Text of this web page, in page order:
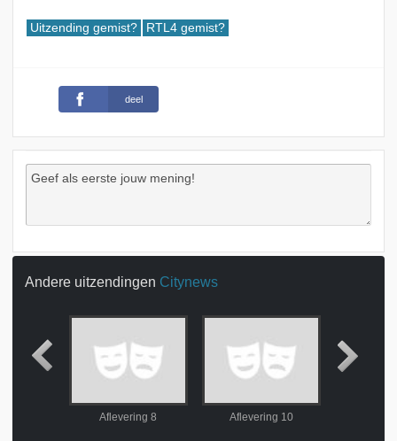
Uitzending gemist? RTL4 gemist?
deel
Andere uitzendingen Citynews
Aflevering 8 Aflevering 10